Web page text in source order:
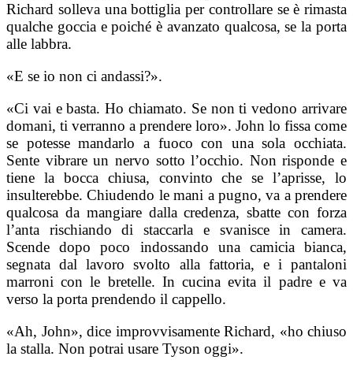
Richard solleva una bottiglia per controllare se è rimasta
qualche goccia e poiché è avanzato qualcosa, se la porta
alle labbra.
«E se io non ci andassi?».
«Ci vai e basta. Ho chiamato. Se non ti vedono arrivare
domani, ti verranno a prendere loro». John lo fissa come
se potesse mandarlo a fuoco con una sola occhiata.
Sente vibrare un nervo sotto l’occhio. Non risponde e
tiene la bocca chiusa, convinto che se l’aprisse, lo
insulterebbe. Chiudendo le mani a pugno, va a prendere
qualcosa da mangiare dalla credenza, sbatte con forza
l’anta rischiando di staccarla e svanisce in camera.
Scende dopo poco indossando una camicia bianca,
segnata dal lavoro svolto alla fattoria, e i pantaloni
marroni con le bretelle. In cucina evita il padre e va
verso la porta prendendo il cappello.
«Ah, John», dice improvvisamente Richard, «ho chiuso
la stalla. Non potrai usare Tyson oggi».